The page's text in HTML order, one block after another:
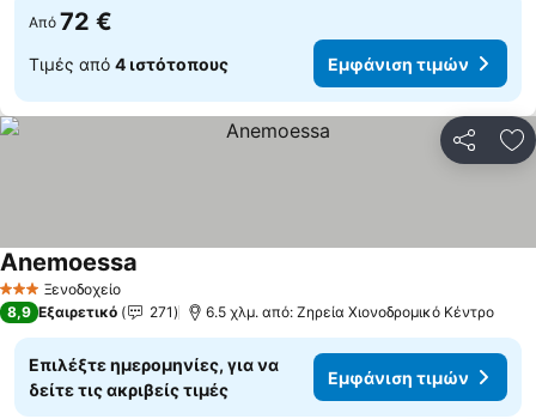
Από 72 €
Τιμές από 4 ιστότοπους Εμφάνιση τιμών
3 ΑστέριαΞενοδοχείο
Anemoessa
8,9 Εξαιρετικό 271 6.5 χλμ. από: Ζηρεία Χιονοδρομικό Κέντρο
Επιλέξτε ημερομηνίες, για να
δείτε τις ακριβείς τιμές
Εμφάνιση τιμών